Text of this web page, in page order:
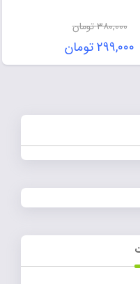
۳۸۰,۰۰۰تومان
۲۹۹,۰۰۰تومان